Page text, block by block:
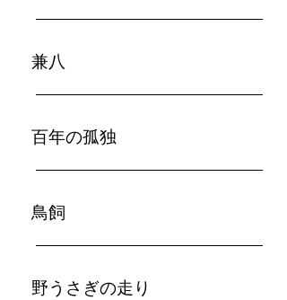
兼八
百年の孤独
鳥飼
野うさぎの走り